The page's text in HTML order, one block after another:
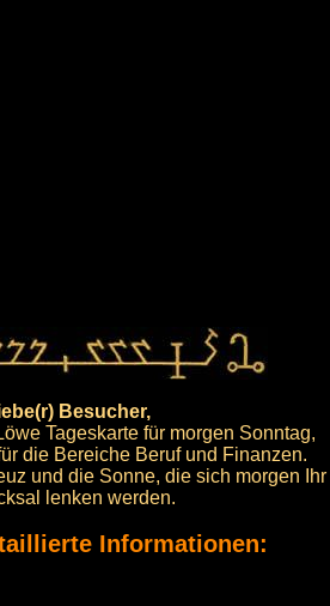
Besucher,
Tageskarte für morgen Sonntag,
die Bereiche Beruf und Finanzen.
und die Sonne, die sich morgen Ihr
lenken werden.
Informationen: